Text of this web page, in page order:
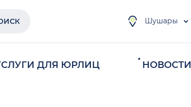
Шушары
ДЛЯ ЮРЛИЦ НОВОСТИ